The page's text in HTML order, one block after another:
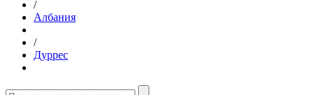
/
Албания
/
Дуррес